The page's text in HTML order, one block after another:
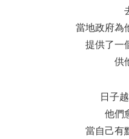
當地政府為
提供了一
供
日子
他們
當自己有